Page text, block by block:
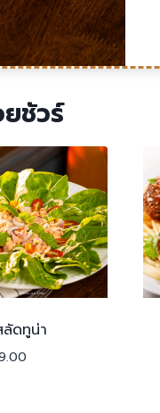
ชัวร์
ดทูน่า